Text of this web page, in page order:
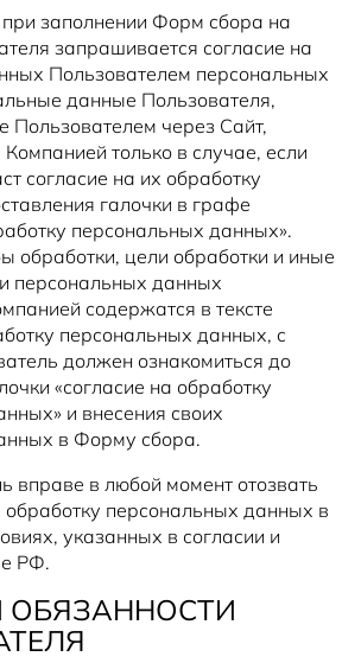
заполнении Форм сбора на
запрашивается согласие на
Пользователем персональных
данные Пользователя,
Пользователем через Сайт,
только в случае, если
согласие на их обработку
галочки в графе
персональных данных».
обработки, цели обработки и иные
персональных данных
содержатся в тексте
персональных данных, с
должен ознакомиться до
«согласие на обработку
и внесения своих
в Форму сбора.
вправе в любой момент отозвать
обработку персональных данных в
указанных в согласии и
РФ.
ОБЯЗАННОСТИ